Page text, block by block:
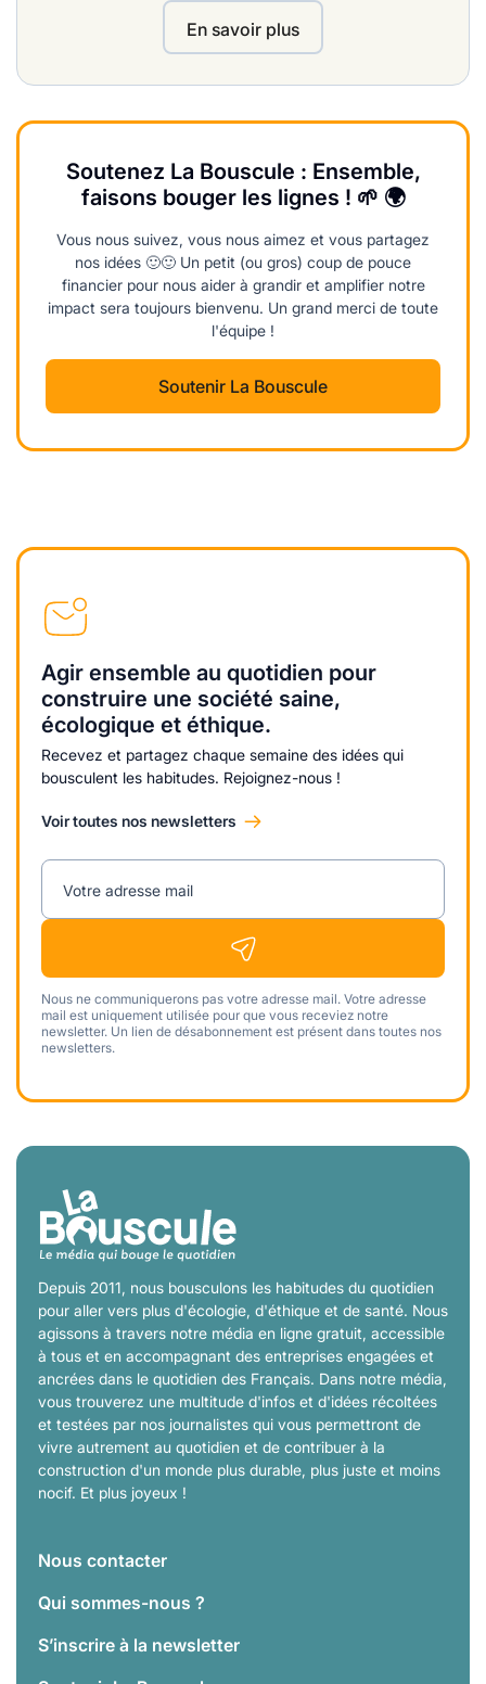
En savoir plus
Soutenez La Bouscule : Ensemble,
faisons bouger les lignes ! 🌱 🌍
Vous nous suivez, vous nous aimez et vous partagez
nos idées 🙂🙂 Un petit (ou gros) coup de pouce
financier pour nous aider à grandir et amplifier notre
impact sera toujours bienvenu. Un grand merci de toute
l'équipe !
Soutenir La Bouscule
Agir ensemble au quotidien pour
construire une société saine,
écologique et éthique.
Recevez et partagez chaque semaine des idées qui
bousculent les habitudes. Rejoignez-nous !
Voir toutes nos newsletters
Votre adresse mail
Nous ne communiquerons pas votre adresse mail. Votre adresse
mail est uniquement utilisée pour que vous receviez notre
newsletter. Un lien de désabonnement est présent dans toutes nos
newsletters.
Depuis 2011, nous bousculons les habitudes du quotidien
pour aller vers plus d'écologie, d'éthique et de santé. Nous
agissons à travers notre média en ligne gratuit, accessible
à tous et en accompagnant des entreprises engagées et
ancrées dans le quotidien des Français. Dans notre média,
vous trouverez une multitude d'infos et d'idées récoltées
et testées par nos journalistes qui vous permettront de
vivre autrement au quotidien et de contribuer à la
construction d'un monde plus durable, plus juste et moins
nocif. Et plus joyeux !
Nous contacter
Qui sommes-nous ?
S’inscrire à la newsletter